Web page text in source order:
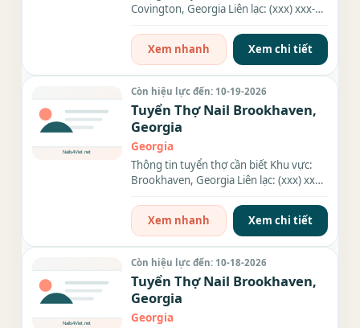
Covington, Georgia Liên lạc: (xxx) xxx-
Xem nhanh
Xem chi tiết
Còn hiệu lực đến: 10-19-2026
Tuyển Thợ Nail Brookhaven,
Georgia
Georgia
Thông tin tuyển thợ cần biết Khu vực:
Brookhaven, Georgia Liên lạc: (xxx) xxx-
Xem nhanh
Xem chi tiết
Còn hiệu lực đến: 10-18-2026
Tuyển Thợ Nail Brookhaven,
Georgia
Georgia